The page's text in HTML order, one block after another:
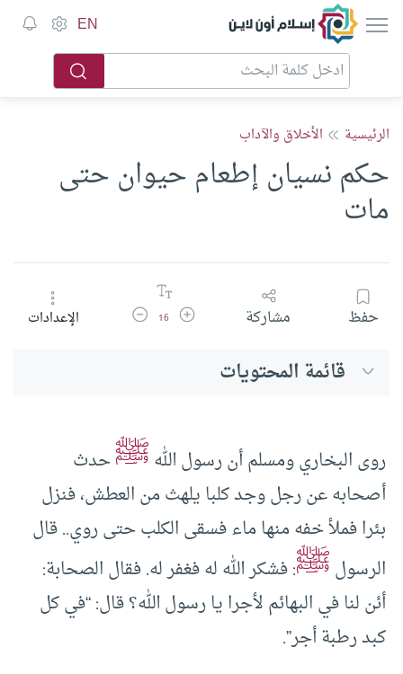
إسلام أون لاين EN
الرئيسية الأخلاق والآداب
حكم نسيان إطعام حيوان حتى
مات
حفظ مشاركة زيادة حجم الخط
16 تقليل حجم الخطالإعدادات
قائمة المحتويات
روى البخاري ومسلم أن رسول اللهﷺحدث
أصحابه عن رجل وجد كلبا يلهث من العطش، فنزل
بئرا فملأ خفه منها ماء فسقى الكلب حتى روي.. قال
الرسولﷺ: فشكر الله له فغفر له. فقال الصحابة:
أئن لنا في البهائم لأجرا يا رسول الله؟ قال: “في كل
كبد رطبة أجر”.